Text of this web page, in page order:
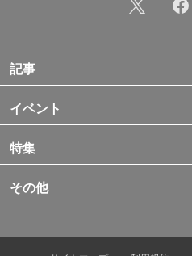
記事
イベント
特集
その他